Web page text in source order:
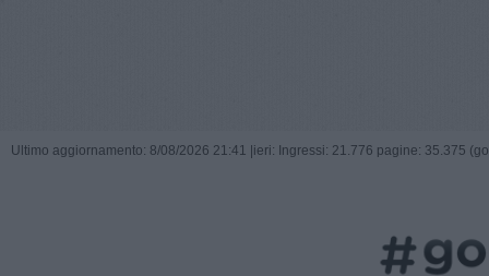
Ultimo aggiornamento: 8/08/2026 21:41 | ieri: Ingressi: 21.776 pagine: 35.375